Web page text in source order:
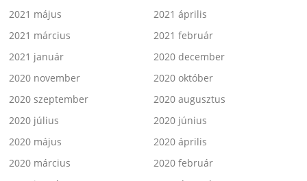
2021 május
2021 április
2021 március
2021 február
2021 január
2020 december
2020 november
2020 október
2020 szeptember
2020 augusztus
2020 július
2020 június
2020 május
2020 április
2020 március
2020 február